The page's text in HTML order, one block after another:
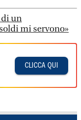
un
mi servono»
CLICCA QUI